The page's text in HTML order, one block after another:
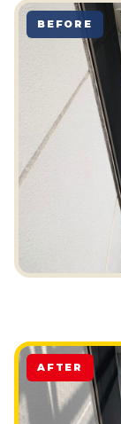
BEFORE
AFTER